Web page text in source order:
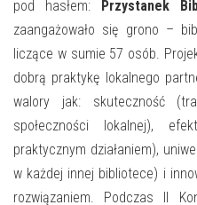
pod hasłem: Przystanek
zaangażowało się grono –
liczące w sumie 57 osób.
dobrą praktykę lokalnego
walory jak: skuteczność
społeczności lokalnej),
praktycznym działaniem),
w każdej innej bibliotece) i
rozwiązaniem. Podczas II